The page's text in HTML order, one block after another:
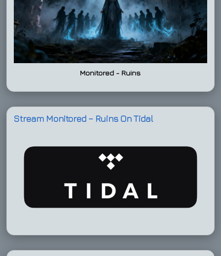
Monitored - Ruins
Stream Monitored – Ruins On Tidal